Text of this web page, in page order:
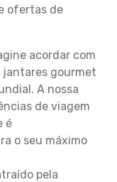
ofertas de
acordar com
jantares gourmet
A nossa
de viagem
é
o seu máximo
pela